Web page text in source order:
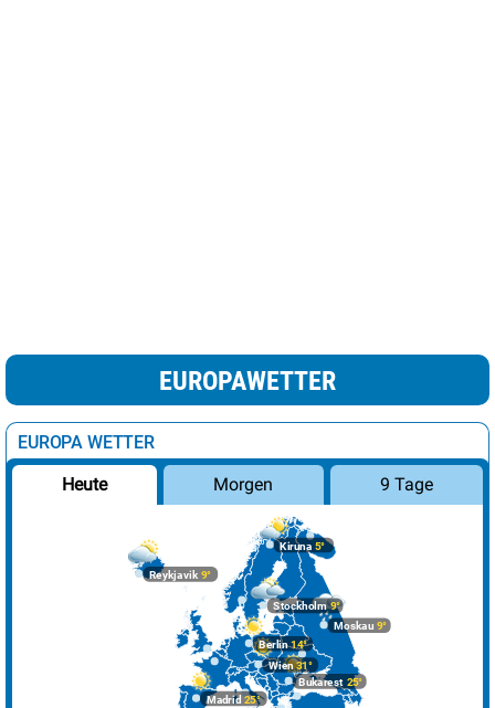
EUROPAWETTER
EUROPA WETTER
Heute Morgen 9 Tage
Wien31°
Reykjavik 9°
Berlin14°
Madrid 25°
Bukarest25°
Stockholm9°
Kiruna 5°
Moskau 9°